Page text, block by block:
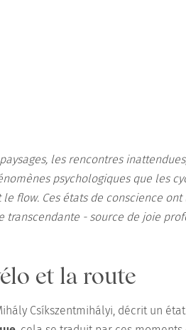
les rencontres
psychologiques que les
flow. Ces états de conscience
- source de joie
et la route
Csíkszentmihályi, décrit un